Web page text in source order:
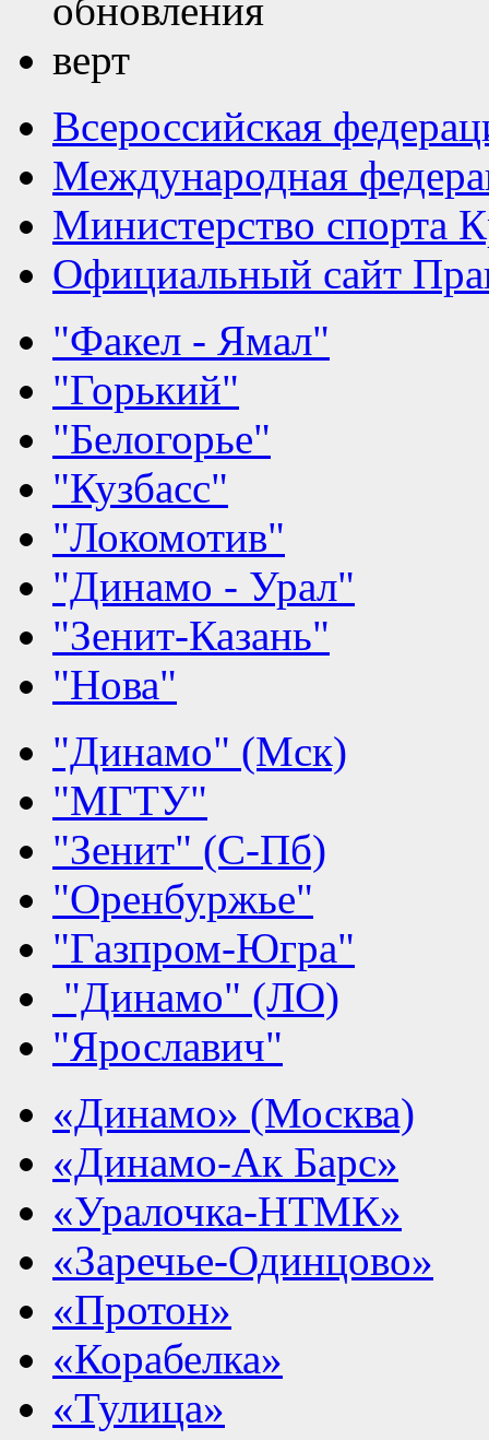
Всероссийская
Международная
Министерство спорта
Официальный сайт
"Факел - Ямал"
"Горький"
"Белогорье"
"Кузбасс"
"Локомотив"
"Динамо - Урал"
"Зенит-Казань"
"Нова"
"Динамо" (Мск)
"МГТУ"
"Зенит" (С-Пб)
"Оренбуржье"
"Газпром-Югра"
"Динамо" (ЛО)
"Ярославич"
«Динамо» (Москва)
«Динамо-Ак Барс»
«Уралочка-НТМК»
«Заречье-Одинцово»
«Протон»
«Корабелка»
«Тулица»